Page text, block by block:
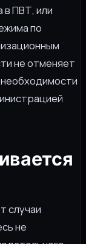
в ПВТ, или
по
не отменяет
случаи
не